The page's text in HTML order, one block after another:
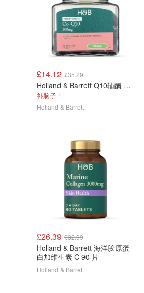
£14.12 £35.29
Holland & Barrett Q10辅酶 200mg 30粒
补脑子！
Holland & Barrett
£26.39 £32.99
Holland & Barrett 海洋胶原蛋
白加维生素 C 90 片
Holland & Barrett